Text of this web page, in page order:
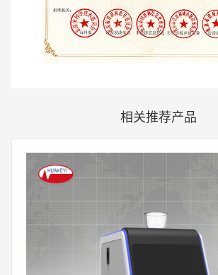
相关推荐产品